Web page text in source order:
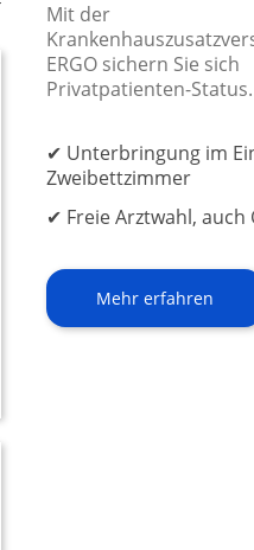
Mit der
ERGO sichern Sie sich
Privatpatienten-Status.
✔ Unterbringung im
Zweibettzimmer
✔ Freie Arztwahl, auch
Mehr erfahren